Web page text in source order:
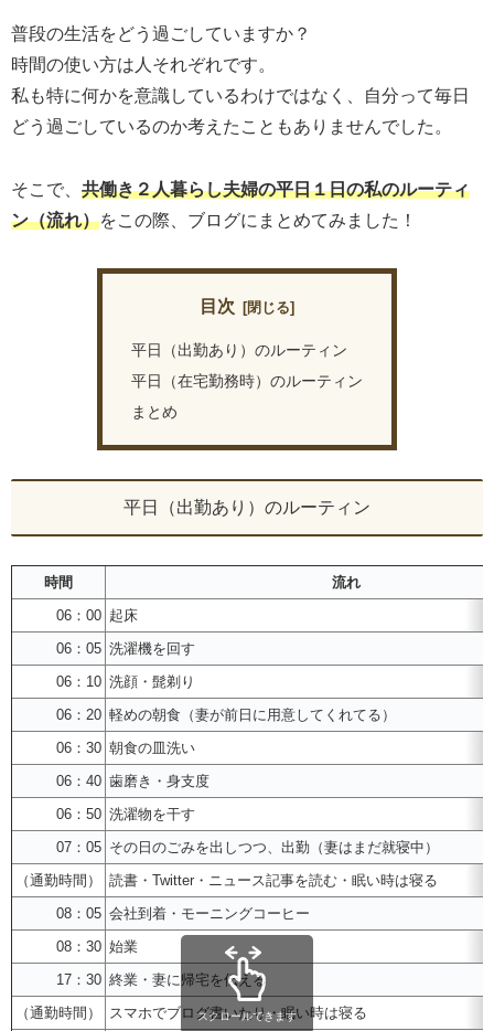
普段の生活をどう過ごしていますか？
時間の使い方は人それぞれです。
私も特に何かを意識しているわけではなく、自分って毎日
どう過ごしているのか考えたこともありませんでした。
そこで、 共働き２人暮らし夫婦の平日１日の私のルーティ
ン（流れ）をこの際、ブログにまとめてみました！
目次
平日（出勤あり）のルーティン
平日（在宅勤務時）のルーティン
まとめ
平日（出勤あり）のルーティン
時間
流れ
06：00 起床
06：05 洗濯機を回す
06：10 洗顔・髭剃り
06：20 軽めの朝食（妻が前日に用意してくれてる）
06：30 朝食の皿洗い
06：40 歯磨き・身支度
06：50 洗濯物を干す
07：05 その日のごみを出しつつ、出勤（妻はまだ就寝中）
（通勤時間）
読書・Twitter・ニュース記事を読む・眠い時は寝る
08：05 会社到着・モーニングコーヒー
08：30 始業
17：30 終業・妻に帰宅を伝える
（通勤時間）
スマホでブログ書いたり・眠い時は寝る
スクロールできます